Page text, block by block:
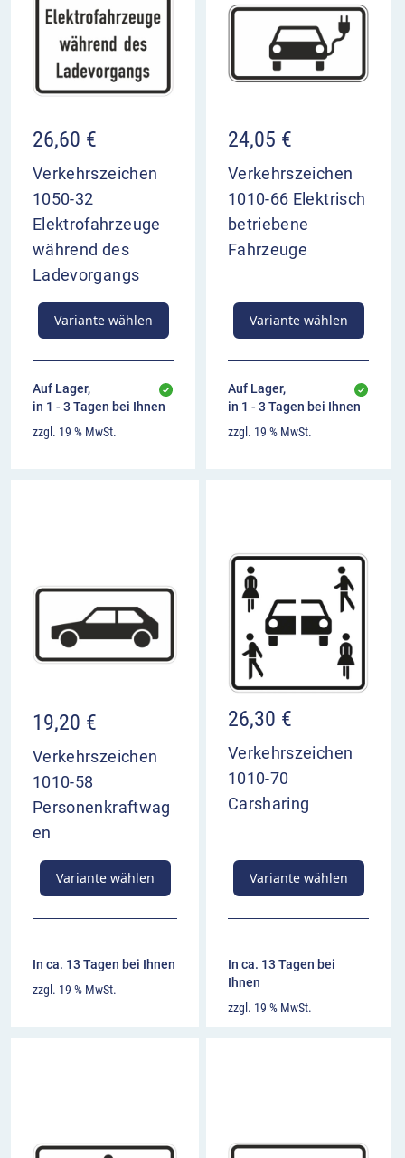
26,60 €
Verkehrszeichen
1050-32
Elektrofahrzeuge
während des
Ladevorgangs
Variante wählen
Auf Lager,
in 1 - 3 Tagen bei Ihnen
zzgl. 19 % MwSt.
24,05 €
Verkehrszeichen
1010-66 Elektrisch
betriebene
Fahrzeuge
Variante wählen
Auf Lager,
in 1 - 3 Tagen bei Ihnen
zzgl. 19 % MwSt.
19,20 €
Verkehrszeichen
1010-58
Personenkraftwag
en
Variante wählen
In ca. 13 Tagen bei Ihnen
zzgl. 19 % MwSt.
26,30 €
Verkehrszeichen
1010-70
Carsharing
Variante wählen
In ca. 13 Tagen bei
Ihnen
zzgl. 19 % MwSt.